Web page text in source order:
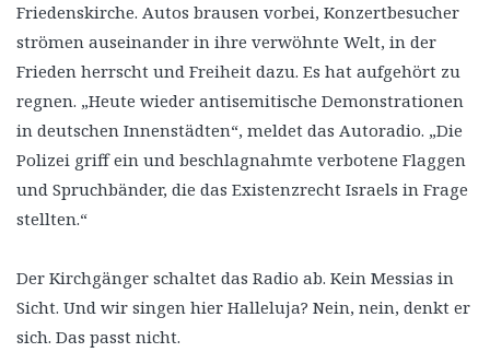
Friedenskirche. Autos brausen vorbei, Konzertbesucher
strömen auseinander in ihre verwöhnte Welt, in der
Frieden herrscht und Freiheit dazu. Es hat aufgehört zu
regnen. „Heute wieder antisemitische Demonstrationen
in deutschen Innenstädten“, meldet das Autoradio. „Die
Polizei griff ein und beschlagnahmte verbotene Flaggen
und Spruchbänder, die das Existenzrecht Israels in Frage
stellten.“
Der Kirchgänger schaltet das Radio ab. Kein Messias in
Sicht. Und wir singen hier Halleluja? Nein, nein, denkt er
sich. Das passt nicht.